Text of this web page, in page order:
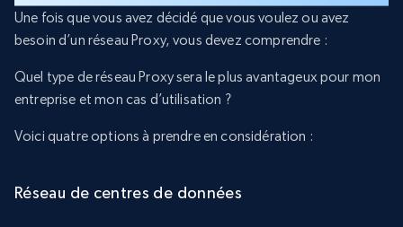
Une fois que vous avez décidé que vous voulez ou avez
besoin d’un réseau Proxy, vous devez comprendre :
Quel type de réseau Proxy sera le plus avantageux pour mon
entreprise et mon cas d’utilisation ?
Voici quatre options à prendre en considération :
Réseau de centres de données